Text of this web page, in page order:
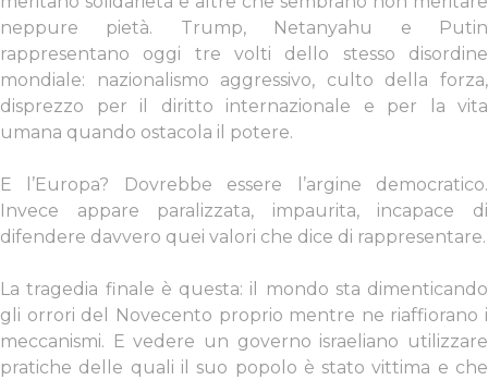
neppure pietà. Trump, Netanyahu e Putin
rappresentano oggi tre volti dello stesso disordine
mondiale: nazionalismo aggressivo, culto della forza,
disprezzo per il diritto internazionale e per la vita
umana quando ostacola il potere.
E l’Europa? Dovrebbe essere l’argine democratico.
Invece appare paralizzata, impaurita, incapace di
difendere davvero quei valori che dice di rappresentare.
La tragedia finale è questa: il mondo sta dimenticando
gli orrori del Novecento proprio mentre ne riaffiorano i
meccanismi. E vedere un governo israeliano utilizzare
pratiche delle quali il suo popolo è stato vittima e che